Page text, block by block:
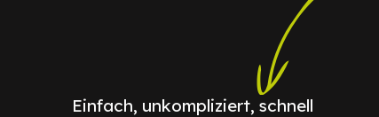
Einfach, unkompliziert, schnell